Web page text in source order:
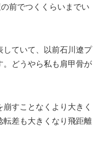
前でつくくらいまでい
していて、以前石川遼プ
。どうやら私も肩甲骨が
すことなくより大きく
転差も大きくなり飛距離